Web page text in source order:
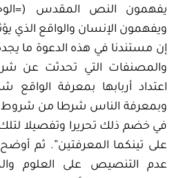
يفهمون النص المقدس
ويفهمون الإنسان والواقع الذي
إن مستندنا في هذه الدعوة ما
والمصنفات التي تحدثت عن
اعتداد أربابها بمعرفة
وبمعرفة الناس شرطا من شروط
في خضم ذلك تحريرا وتفصيلا
على تينكما المعرفتين”. ثم
عدم التنصيص على العلوم